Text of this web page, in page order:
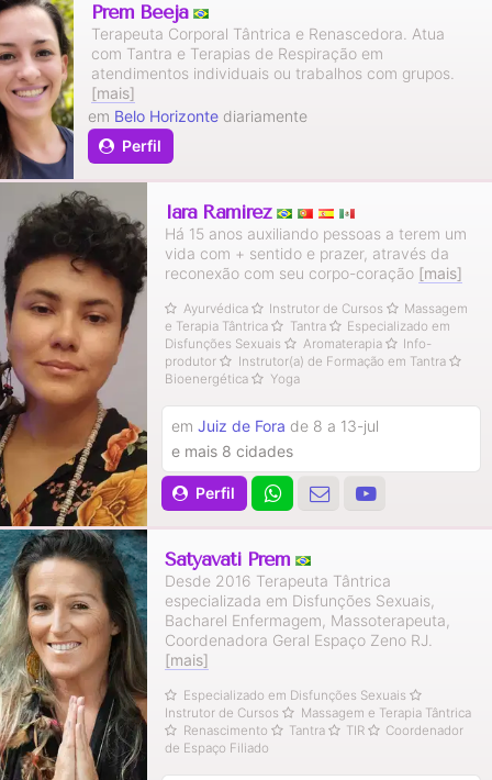
Prem Beeja
Terapeuta Corporal Tântrica e Renascedora. Atua
com Tantra e Terapias de Respiração em
atendimentos individuais ou trabalhos com grupos.
[mais]
Perfil
em Belo Horizontediariamente
Iara Ramirez
Há 15 anos auxiliando pessoas a terem um
vida com + sentido e prazer, através da
reconexão com seu corpo-coração [mais]
Ayurvédica Instrutor de Cursos
Massagem
e Terapia Tântrica
Tantra
Especializado em
Disfunções Sexuais
Aromaterapia
Info-
produtor
Instrutor(a) de Formação em Tantra
Bioenergética
Yoga
Perfil
emJuiz de Fora de 8 a 13-jul
e mais 8 cidades
Satyavati Prem
Desde 2016 Terapeuta Tântrica
especializada em Disfunções Sexuais,
Bacharel Enfermagem, Massoterapeuta,
Coordenadora Geral Espaço Zeno RJ.
[mais]
Especializado em Disfunções Sexuais
Instrutor de Cursos
Massagem e Terapia Tântrica
Renascimento
Tantra TIR
Coordenador
de Espaço Filiado